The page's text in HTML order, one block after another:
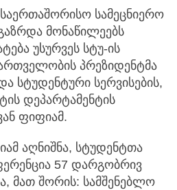
სამეცნიერო
მონაწილეებს
უსურვეს სტუ-ის
პრეზიდენტმა
სტუდენტური სერვისების,
დეპარტამენტის
ფიფიამ.
აღნიშნა, სტუდენტთა
57 დარგობრივ
მათ შორის: სამშენებლო